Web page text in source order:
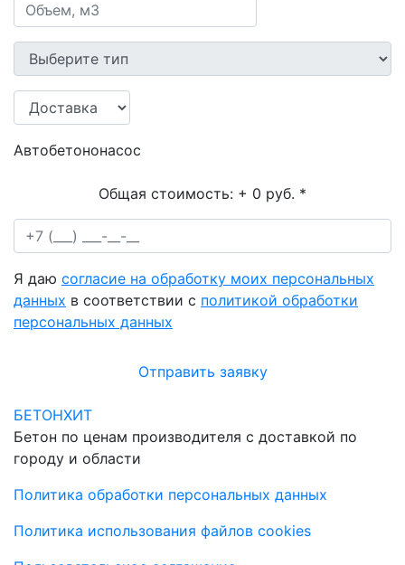
Автобетононасос
Общая стоимость: + 0 руб. *
Я даю согласие на обработку моих персональных
данных в соответствии с политикой обработки
персональных данных
Отправить заявку
БЕТОНХИТ
Бетон по ценам производителя с доставкой по
городу и области
Политика обработки персональных данных
Политика использования файлов cookies